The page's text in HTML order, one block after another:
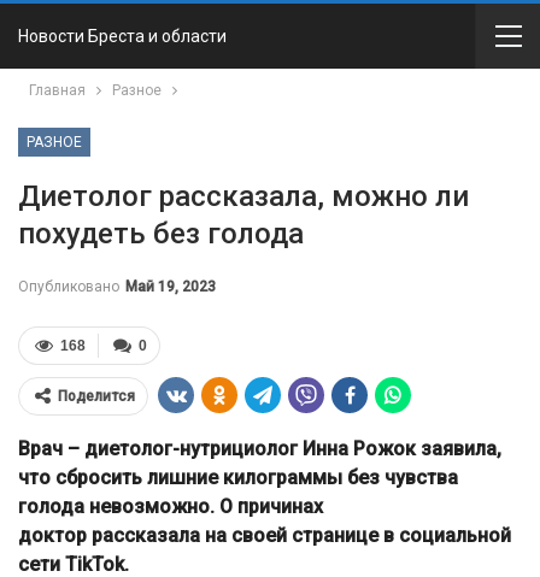
Новости Бреста и области
Главная Разное
РАЗНОЕ
Диетолог рассказала, можно ли
похудеть без голода
Опубликовано Май 19, 2023
0
168
Поделится
Врач – диетолог-нутрициолог Инна Рожок заявила,
что сбросить лишние килограммы без чувства
голода невозможно. О причинах
доктор рассказала на своей странице в социальной
сети TikTok.